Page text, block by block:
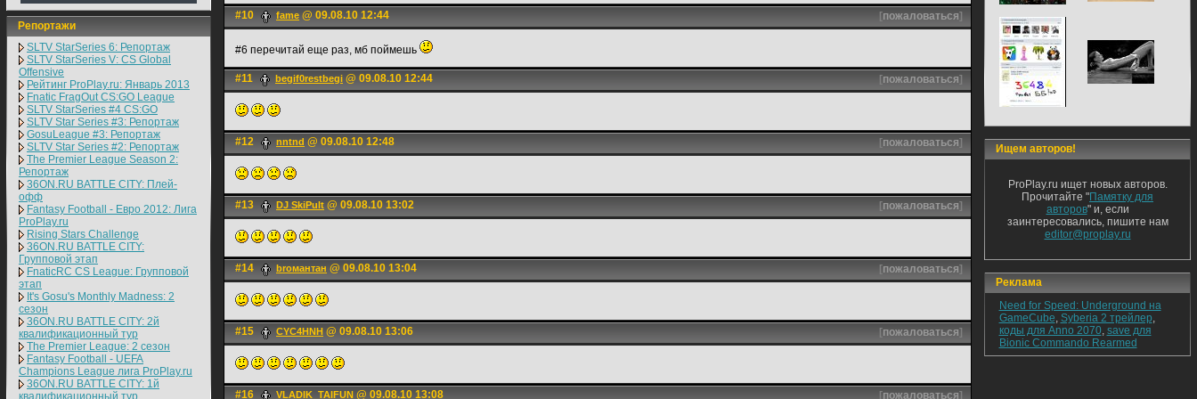
Репортажи
SLTV StarSeries 6: Репортаж
SLTV StarSeries V: CS Global
Offensive
Рейтинг ProPlay.ru: Январь 2013
Fnatic FragOut CS:GO League
SLTV StarSeries #4 CS:GO
SLTV Star Series #3: Репортаж
GosuLeague #3: Репортаж
SLTV Star Series #2: Репортаж
The Premier League Season 2:
Репортаж
36ON.RU BATTLE CITY: Плей-
офф
Fantasy Football - Евро 2012: Лига
ProPlay.ru
Rising Stars Challenge
36ON.RU BATTLE CITY:
Групповой этап
FnaticRC CS League: Групповой
этап
It's Gosu's Monthly Madness: 2
сезон
36ON.RU BATTLE CITY: 2й
квалификационный тур
The Premier League: 2 cезон
Fantasy Football - UEFA
Champions League лига ProPlay.ru
36ON.RU BATTLE CITY: 1й
квалификационный тур
#10 fame @ 09.08.10 12:44 [пожаловаться]
#6 перечитай еще раз, мб поймешь
#11 begif0restbegi @ 09.08.10 12:44 [пожаловаться]
#12 nntnd @ 09.08.10 12:48 [пожаловаться]
#13 DJ SkiPult @ 09.08.10 13:02 [пожаловаться]
#14 broмантан @ 09.08.10 13:04 [пожаловаться]
#15 CYC4HNH @ 09.08.10 13:06 [пожаловаться]
#16 VLADIK_TAIFUN @ 09.08.10 13:08 [пожаловаться]
Ищем авторов!
ProPlay.ru ищет новых авторов.
Прочитайте "Памятку для
авторов" и, если
заинтересовались, пишите нам
editor@proplay.ru
Реклама
Need for Speed: Underground на
GameCube, Syberia 2 трейлер,
коды для Anno 2070, save для
Bionic Commando Rearmed